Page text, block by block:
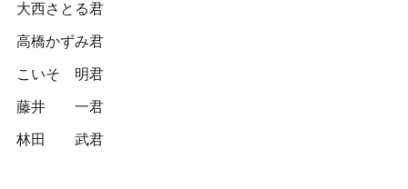
大西さとる君
高橋かずみ君
こいそ 明君
藤井 一君
林田 武君